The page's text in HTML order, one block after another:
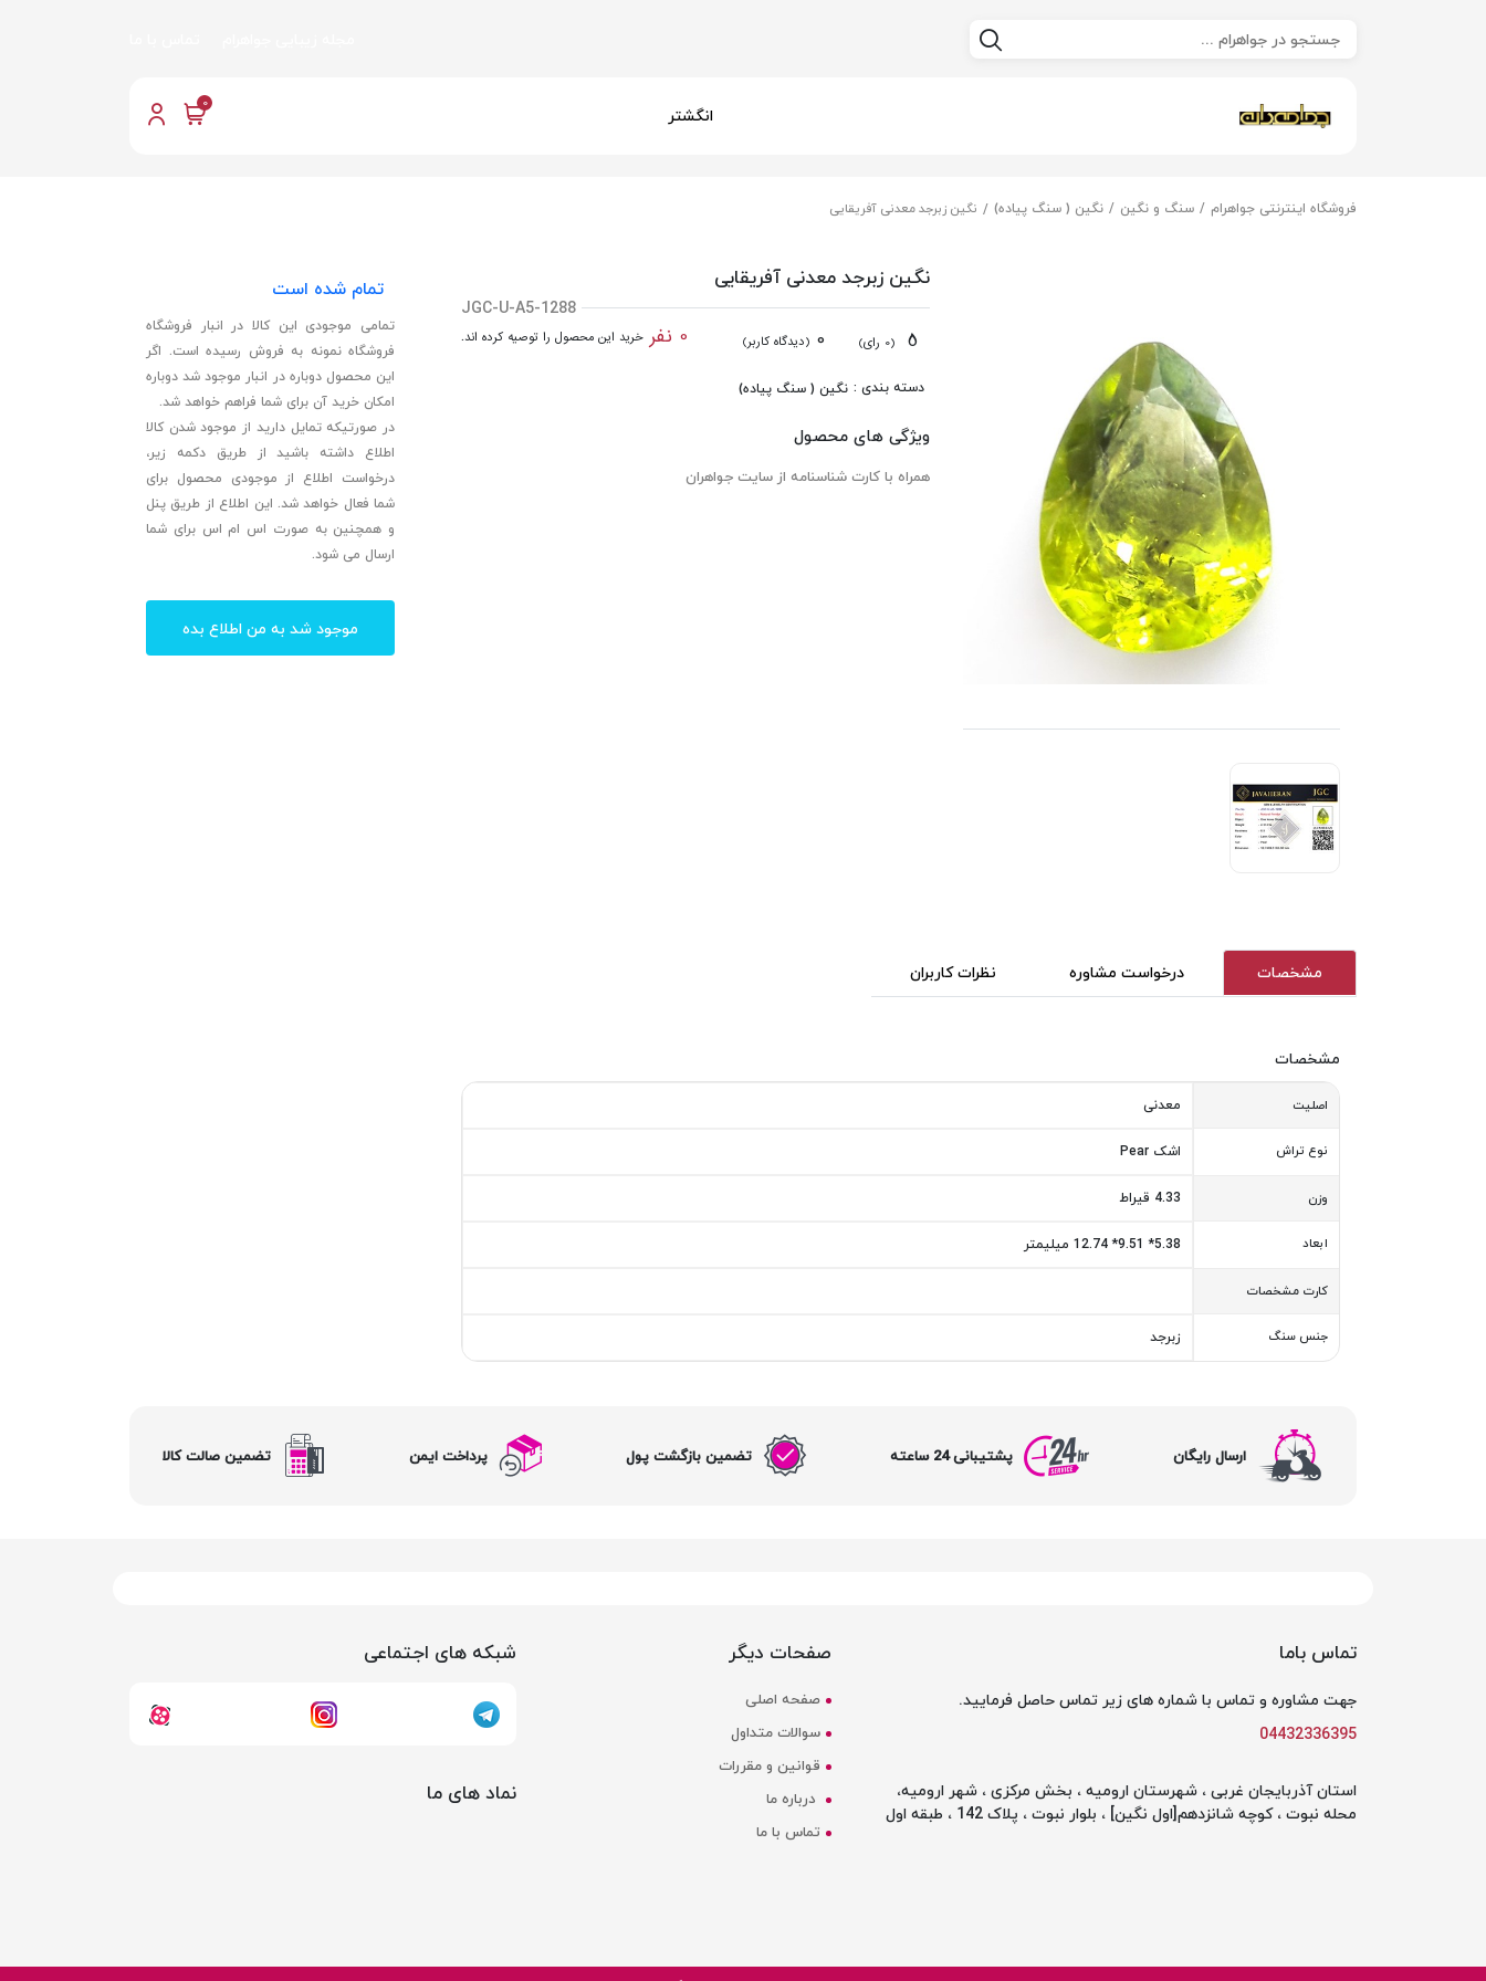
انگشتر 0
فروشگاه اینترنتی جواهرام سنگ و نگین نگین ( سنگ پیاده) نگین زبرجد معدنی آفریقایی
نگین زبرجد معدنی آفریقایی
JGC-U-A5-1288
(0 رای) 0 (دیدگاه کاربر) 0 نفر خرید این محصول را توصیه کرده اند.
دسته بندی : نگین ( سنگ پیاده)
ویژگی های محصول
همراه با کارت شناسنامه از سایت جواهران
مشخصات درخواست مشاوره نظرات کاربران
مشخصات
اصلیت معدنی
نوع تراش اشک Pear
وزن 4.33 قیراط
ابعاد 5.38* 9.51* 12.74 میلیمتر
کارت مشخصات
جنس سنگ زبرجد
تمام شده است
تمامی موجودی این کالا در انبار فروشگاه
فروشگاه نمونه به فروش رسیده است. اگر
این محصول دوباره در انبار موجود شد دوباره
امکان خرید آن برای شما فراهم خواهد شد.
در صورتیکه تمایل دارید از موجود شدن کالا
اطلاع داشته باشید از طریق دکمه زیر،
درخواست اطلاع از موجودی محصول برای
شما فعال خواهد شد. این اطلاع از طریق پنل
و همچنین به صورت اس ام اس برای شما
ارسال می شود.
موجود شد به من اطلاع بده
ارسال رایگان پشتیبانی 24 ساعته تضمین بازگشت پول پرداخت ایمن تضمین صالت کالا
تماس باما
جهت مشاوره و تماس با شماره های زیر تماس حاصل فرمایید.
04432336395
استان آذربایجان غربی ، شهرستان ارومیه ، بخش مرکزی ، شهر ارومیه،
محله نبوت ، کوچه شانزدهم[اول نگین] ، بلوار نبوت ، پلاک 142 ، طبقه اول
صفحات دیگر
صفحه اصلی
سوالات متداول
قوانین و مقررات
درباره ما
تماس با ما
شبکه های اجتماعی
نماد های ما